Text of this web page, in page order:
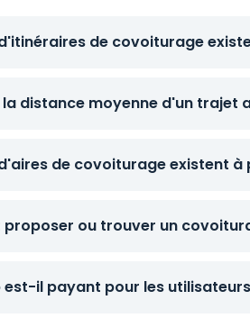
de covoiturage
la distance moyenne d'un trajet
de covoiturage existent
proposer ou trouver un
est-il payant pour les